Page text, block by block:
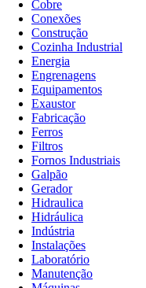
Cobre
Conexões
Construção
Cozinha Industrial
Energia
Engrenagens
Equipamentos
Exaustor
Fabricação
Ferros
Filtros
Fornos Industriais
Galpão
Gerador
Hidraulica
Hidráulica
Indústria
Instalações
Laboratório
Manutenção